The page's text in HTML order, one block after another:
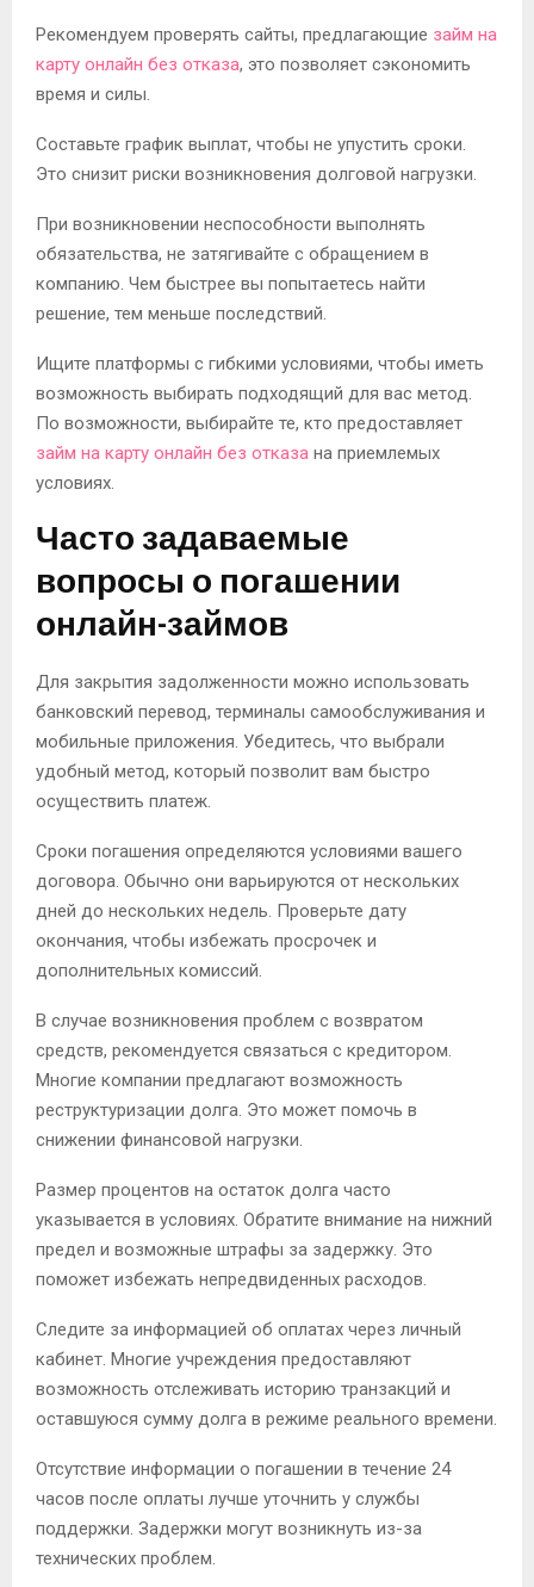
Рекомендуем проверять сайты, предлагающие займ на
карту онлайн без отказа, это позволяет сэкономить
время и силы.
Составьте график выплат, чтобы не упустить сроки.
Это снизит риски возникновения долговой нагрузки.
При возникновении неспособности выполнять
обязательства, не затягивайте с обращением в
компанию. Чем быстрее вы попытаетесь найти
решение, тем меньше последствий.
Ищите платформы с гибкими условиями, чтобы иметь
возможность выбирать подходящий для вас метод.
По возможности, выбирайте те, кто предоставляет
займ на карту онлайн без отказа на приемлемых
условиях.
Часто задаваемые
вопросы о погашении
онлайн-займов
Для закрытия задолженности можно использовать
банковский перевод, терминалы самообслуживания и
мобильные приложения. Убедитесь, что выбрали
удобный метод, который позволит вам быстро
осуществить платеж.
Сроки погашения определяются условиями вашего
договора. Обычно они варьируются от нескольких
дней до нескольких недель. Проверьте дату
окончания, чтобы избежать просрочек и
дополнительных комиссий.
В случае возникновения проблем с возвратом
средств, рекомендуется связаться с кредитором.
Многие компании предлагают возможность
реструктуризации долга. Это может помочь в
снижении финансовой нагрузки.
Размер процентов на остаток долга часто
указывается в условиях. Обратите внимание на нижний
предел и возможные штрафы за задержку. Это
поможет избежать непредвиденных расходов.
Следите за информацией об оплатах через личный
кабинет. Многие учреждения предоставляют
возможность отслеживать историю транзакций и
оставшуюся сумму долга в режиме реального времени.
Отсутствие информации о погашении в течение 24
часов после оплаты лучше уточнить у службы
поддержки. Задержки могут возникнуть из-за
технических проблем.